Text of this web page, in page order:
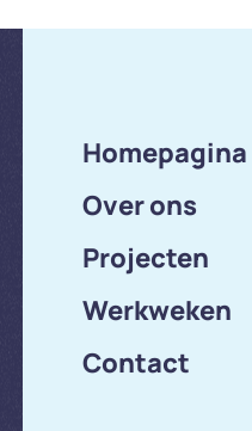
Homepagina
Over ons
Projecten
Werkweken
Contact